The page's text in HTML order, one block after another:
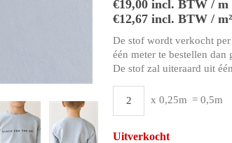
€19,00 incl. BTW / m
€12,67 incl. BTW / m²
De stof wordt verkocht
één meter te bestellen
De stof zal uiteraard uit
x 0,25m = 0,5m
Uitverkocht